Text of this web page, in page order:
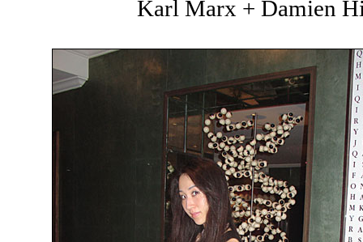
Karl Marx + Damien